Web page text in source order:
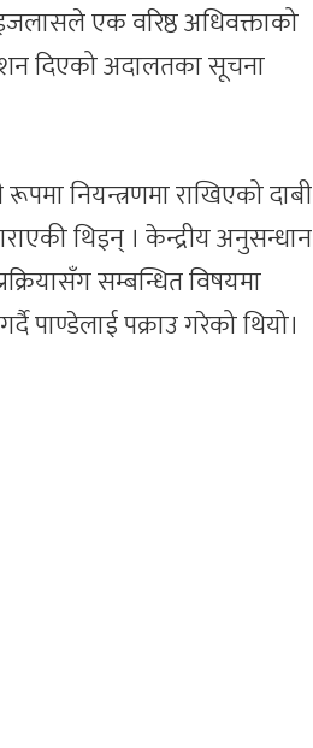
एक वरिष्ठ अधिवक्ताको
दिएको अदालतका सूचना
नियन्त्रणमा राखिएको दाबी
थिइन् । केन्द्रीय अनुसन्धान
सम्बन्धित विषयमा
पाण्डेलाई पक्राउ गरेको थियो।